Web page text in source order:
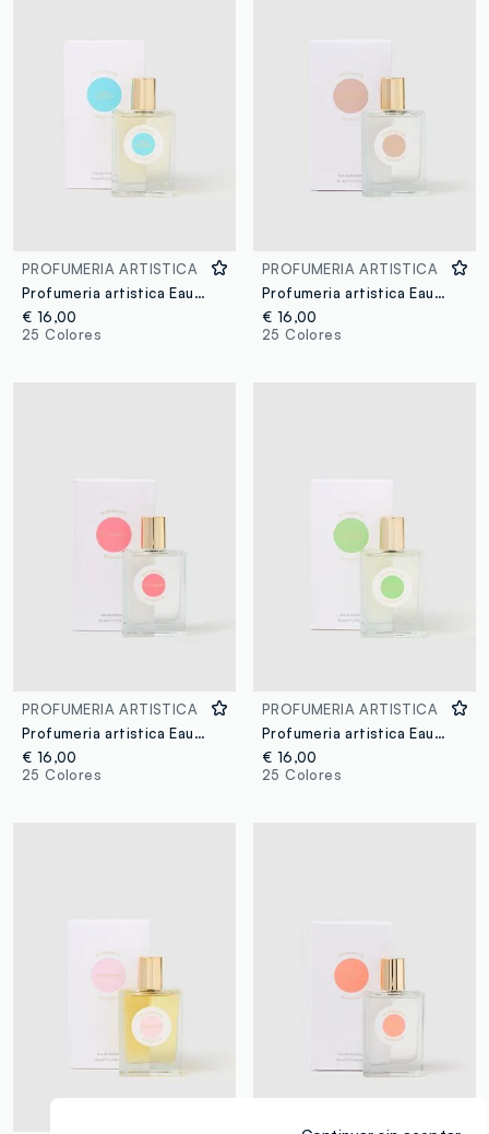
PROFUMERIA ARTISTICA
Profumeria artistica Eau de Parfum Come d'estate 50 ml
€ 16,00
25 Colores
PROFUMERIA ARTISTICA
Profumeria artistica Eau de Parfum Caramello dorato 50 ml
€ 16,00
25 Colores
PROFUMERIA ARTISTICA
Profumeria artistica Eau de Parfum Cocco bello 50 ml
€ 16,00
25 Colores
PROFUMERIA ARTISTICA
Profumeria artistica Eau de Parfum Crema di pistacchio 50 ml
€ 16,00
25 Colores